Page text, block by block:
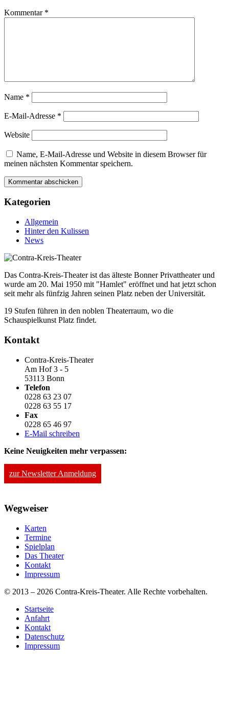
Kommentar *
Name *
E-Mail-Adresse *
Website
Name, E-Mail-Adresse und Website in diesem Browser für
meinen nächsten Kommentar speichern.
Kategorien
Allgemein
Hinter den Kulissen
News
Das Contra-Kreis-Theater ist das älteste Bonner Privattheater und
wurde am 20. Mai 1950 mit "Hamlet" eröffnet und hat jetzt schon
seit mehr als fünfzig Jahren seinen Platz neben der Universität.
19 Stufen führen in den noblen Theaterraum, wo die
Schauspielkunst Platz findet.
Kontakt
Contra-Kreis-Theater
Am Hof 3 - 5
53113 Bonn
Telefon
0228 63 23 07
0228 63 55 17
Fax
0228 65 46 97
E-Mail schreiben
Keine Neuigkeiten mehr verpassen:
zur Newsletter Anmeldung
Wegweiser
Karten
Termine
Spielplan
Das Theater
Kontakt
Impressum
© 2013 – 2026 Contra-Kreis-Theater. Alle Rechte vorbehalten.
Startseite
Anfahrt
Kontakt
Datenschutz
Impressum